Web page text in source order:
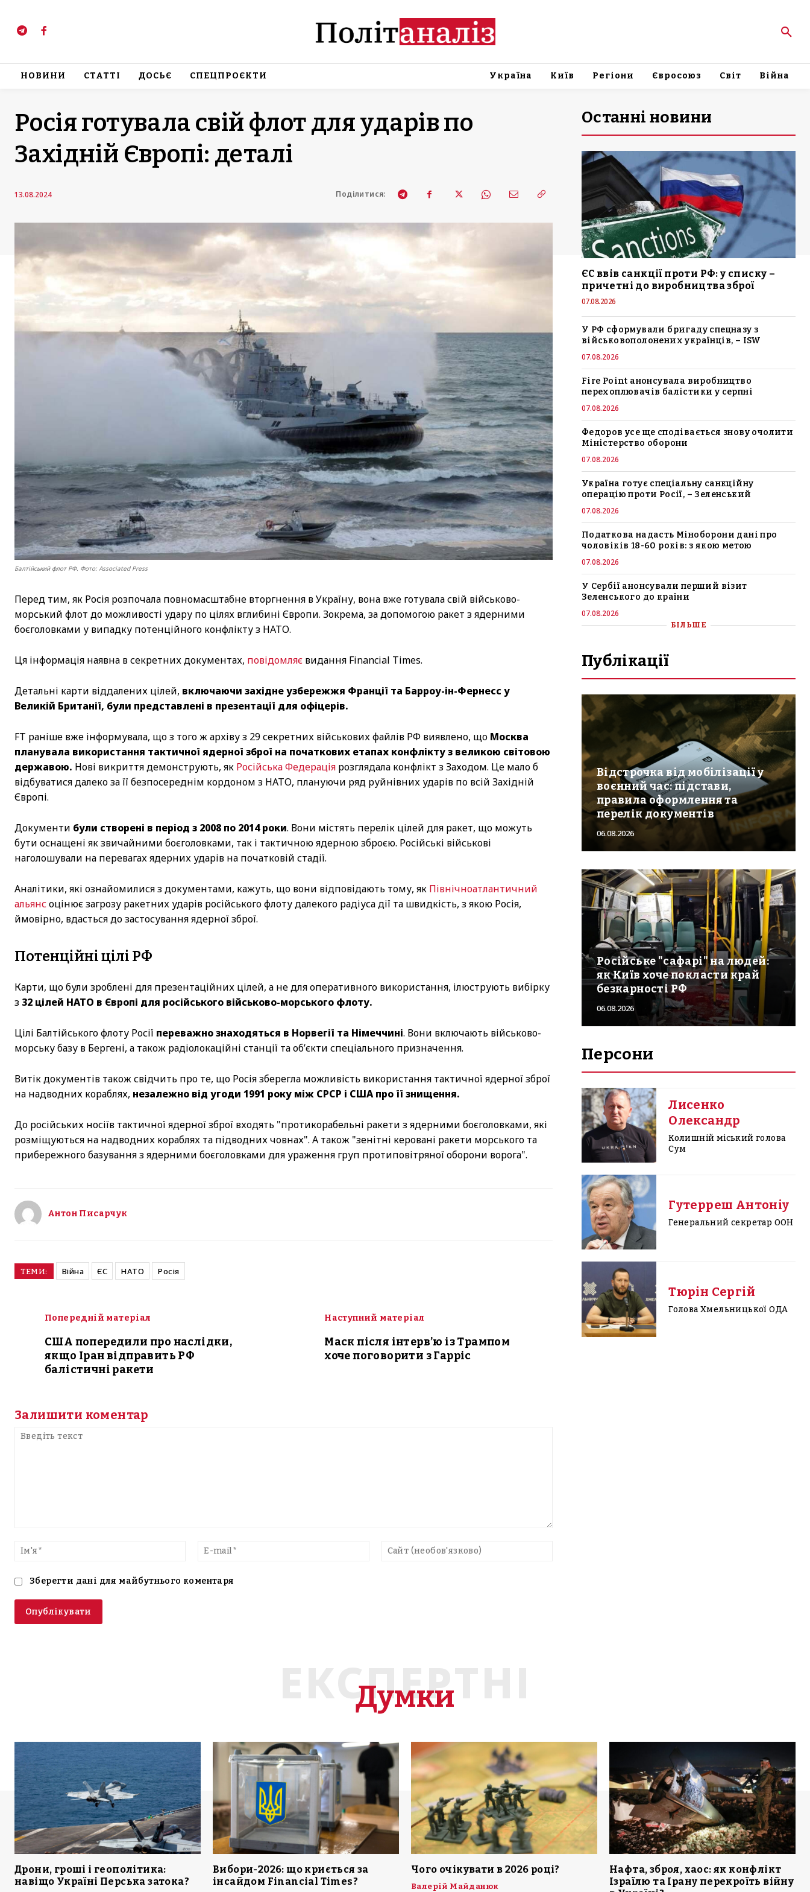
НОВИНИ СТАТТІ ДОСЬЄ СПЕЦПРОЄКТИ Україна Київ Регіони Євросоюз Світ Війна
Росія готувала свій флот для ударів по
Західній Європі: деталі
13.08.2024 Поділитися:
Балтійський флот РФ. Фото: Associated Press
Перед тим, як Росія розпочала повномасштабне вторгнення в Україну, вона вже готувала свій військово-
морський флот до можливості удару по цілях вглибині Європи. Зокрема, за допомогою ракет з ядерними
боєголовками у випадку потенційного конфлікту з НАТО.
Ця інформація наявна в секретних документах, повідомляє видання Financial Times.
Детальні карти віддалених цілей, включаючи західне узбережжя Франції та Барроу-ін-Фернесс у
Великій Британії, були представлені в презентації для офіцерів.
FT раніше вже інформувала, що з того ж архіву з 29 секретних військових файлів РФ виявлено, що Москва
планувала використання тактичної ядерної зброї на початкових етапах конфлікту з великою світовою
державою. Нові викриття демонструють, як Російська Федерація розглядала конфлікт з Заходом. Це мало б
відбуватися далеко за її безпосереднім кордоном з НАТО, плануючи ряд руйнівних ударів по всій Західній
Європі.
Документи були створені в період з 2008 по 2014 роки. Вони містять перелік цілей для ракет, що можуть
бути оснащені як звичайними боєголовками, так і тактичною ядерною зброєю. Російські військові
наголошували на перевагах ядерних ударів на початковій стадії.
Аналітики, які ознайомилися з документами, кажуть, що вони відповідають тому, як Північноатлантичний
альянсоцінює загрозу ракетних ударів російського флоту далекого радіуса дії та швидкість, з якою Росія,
ймовірно, вдасться до застосування ядерної зброї.
Потенційні цілі РФ
Карти, що були зроблені для презентаційних цілей, а не для оперативного використання, ілюструють вибірку
з 32 цілей НАТО в Європі для російського військово-морського флоту.
Цілі Балтійського флоту Росії переважно знаходяться в Норвегії та Німеччині. Вони включають військово-
морську базу в Бергені, а також радіолокаційні станції та об’єкти спеціального призначення.
Витік документів також свідчить про те, що Росія зберегла можливість використання тактичної ядерної зброї
на надводних кораблях, незалежно від угоди 1991 року між СРСР і США про її знищення.
До російських носіїв тактичної ядерної зброї входять "протикорабельні ракети з ядерними боєголовками, які
розміщуються на надводних кораблях та підводних човнах". А також "зенітні керовані ракети морського та
прибережного базування з ядерними боєголовками для ураження груп протиповітряної оборони ворога".
Антон Писарчук
ТЕМИ: Війна ЄС НАТО Росія
Попередній матеріал
США попередили про наслідки,
якщо Іран відправить РФ
балістичні ракети
Наступний матеріал
Маск після інтерв’ю із Трампом
хоче поговорити з Гарріс
Залишити коментар
текст
Ім'я*
Зберегти дані для майбутнього коментаря
Останні новини
ЄС ввів санкції проти РФ: у списку –
причетні до виробництва зброї
07.08.2026
У РФ сформували бригаду спецназу з
військовополонених українців, – ISW
07.08.2026
Fire Point анонсувала виробництво
перехоплювачів балістики у серпні
07.08.2026
Федоров усе ще сподівається знову очолити
Міністерство оборони
07.08.2026
Україна готує спеціальну санкційну
операцію проти Росії, – Зеленський
07.08.2026
Податкова надасть Міноборони дані про
чоловіків 18-60 років: з якою метою
07.08.2026
У Сербії анонсували перший візит
Зеленського до країни
07.08.2026
БІЛЬШЕ
Публікації
Відстрочка від мобілізації у
воєнний час: підстави,
правила оформлення та
перелік документів
06.08.2026
Російське "сафарі" на людей:
як Київ хоче покласти край
безкарності РФ
06.08.2026
Персони
Лисенко
Олександр
Колишній міський голова
Сум
Гутерреш Антоніу
Генеральний секретар ООН
Тюрін Сергій
Голова Хмельницької ОДА
ЕКСПЕРТНІ
Думки
Дрони, гроші і геополітика:
навіщо Україні Перська затока?
Вибори-2026: що криється за
інсайдом Financial Times?
Чого очікувати в 2026 році?
Валерій Майданюк
Нафта, зброя, хаос: як конфлікт
Ізраїлю та Ірану перекроїть війну